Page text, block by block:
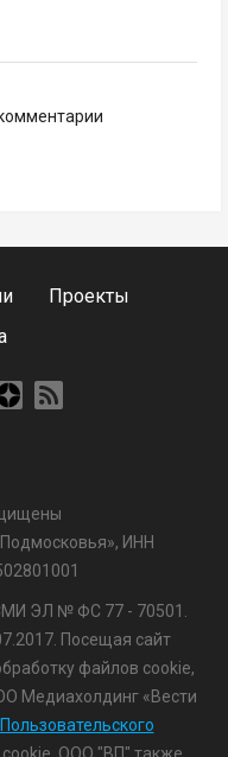
Проекты
ИНН
ЭЛ № ФС 77 - 70501.
Посещая сайт
файлов cookie,
Медиахолдинг «Вести
Пользовательского